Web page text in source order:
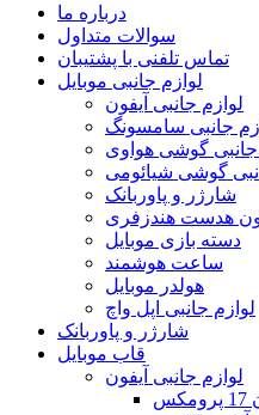
درباره ما
سوالات متداول
تماس تلفنی با پشتیبان
لوازم جانبی موبایل
لوازم جانبی آیفون
جانبی سامسونگ
جانبی گوشی هواوی
گوشی شیائومی
شارژر و پاوربانک
هدست هندزفری
دسته بازی موبایل
ساعت هوشمند
هولدر موبایل
لوازم جانبی اپل واچ
شارژر و پاوربانک
قاب موبایل
لوازم جانبی آیفون